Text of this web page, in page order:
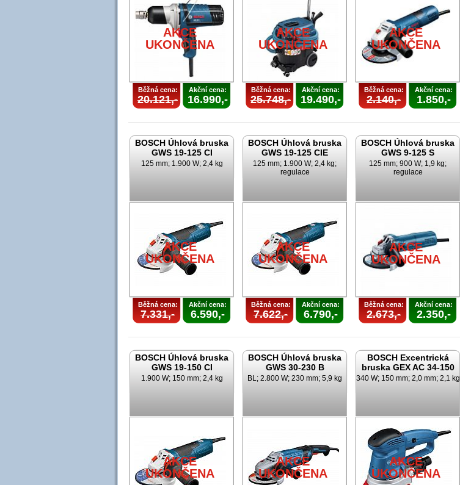
AKCE
UKONČENA
Běžná cena:
20.121,-
Akční cena:
16.990,-
AKCE
UKONČENA
Běžná cena:
25.748,-
Akční cena:
19.490,-
AKCE
UKONČENA
Běžná cena:
2.140,-
Akční cena:
1.850,-
BOSCH Úhlová bruska
GWS 19-125 CI
125 mm; 1.900 W; 2,4 kg
AKCE
UKONČENA
Běžná cena:
7.331,-
Akční cena:
6.590,-
BOSCH Úhlová bruska
GWS 19-125 CIE
125 mm; 1.900 W; 2,4 kg;
regulace
AKCE
UKONČENA
Běžná cena:
7.622,-
Akční cena:
6.790,-
BOSCH Úhlová bruska
GWS 9-125 S
125 mm; 900 W; 1,9 kg;
regulace
AKCE
UKONČENA
Běžná cena:
2.673,-
Akční cena:
2.350,-
BOSCH Úhlová bruska
GWS 19-150 CI
1.900 W; 150 mm; 2,4 kg
AKCE
UKONČENA
BOSCH Úhlová bruska
GWS 30-230 B
BL; 2.800 W; 230 mm; 5,9 kg
AKCE
UKONČENA
BOSCH Excentrická
bruska GEX AC 34-150
340 W; 150 mm; 2,0 mm; 2,1 kg
AKCE
UKONČENA